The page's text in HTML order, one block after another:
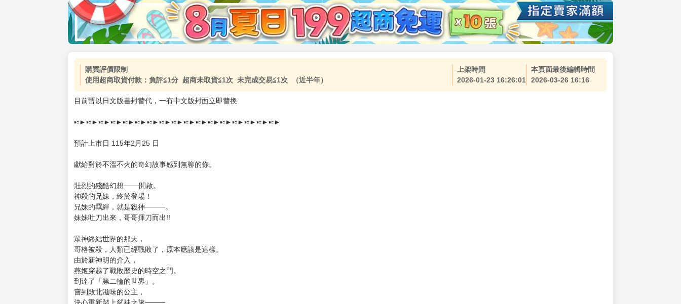
加價購 ( 共
(加購品) 買動漫★《$15元-加固紙箱包裝》
使用超商取貨付款：負評≦1分 超商未取貨≦1次 未完成交易≦1次 （近半年）
目前暫以日文版書封替代，一有中文版封面立即替換
預計上市日 115年2月25 日
獻給對於不溫不火的奇幻故事感到無聊的你。
壯烈的殘酷幻想───開啟。
神殺的兄妹，終於登場！